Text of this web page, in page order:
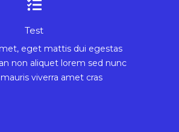
Test
eget mattis dui egestas
non aliquet lorem sed nunc
viverra amet cras